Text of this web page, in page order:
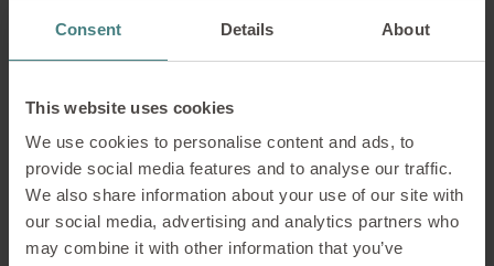
Consent Details About
This website uses cookies
We use cookies to personalise content and ads, to
provide social media features and to analyse our traffic.
We also share information about your use of our site with
our social media, advertising and analytics partners who
may combine it with other information that you’ve
Pérennité30/01/2026
Les recyclats : des
matériaux clés pour une
économie circulaire
fonctionnelle